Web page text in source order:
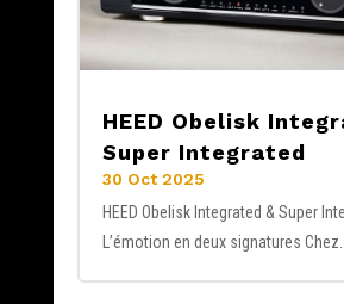
HEED Obelisk
Super Integrated
30 Oct 2025
HEED Obelisk Integrated & Super
L’émotion en deux signatures Chez...